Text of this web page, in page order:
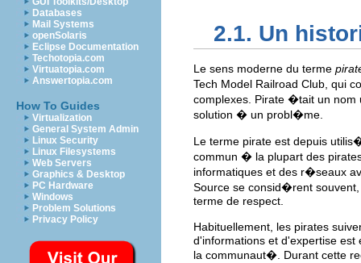
Databases
Mail Systems
openSolaris
Eclipse Documentation
Techotopia.com
Virtuatopia.com
Answertopia.com
How To Guides
Virtualization
General System Admin
Linux Security
Linux Filesystems
Web Servers
Graphics & Desktop
PC Hardware
Windows
Problem Solutions
Privacy Policy
2.1. Un
Le sens moderne du terme
Tech Model Railroad Club, qui
complexes. Pirate �tait un
solution � un probl�me.
Le terme pirate est depuis
commun � la plupart des
informatiques et des r�seaux
Source se consid�rent
terme de respect.
Habituellement, les pirates
d'informations et d'expertise est
la communaut�. Durant cette